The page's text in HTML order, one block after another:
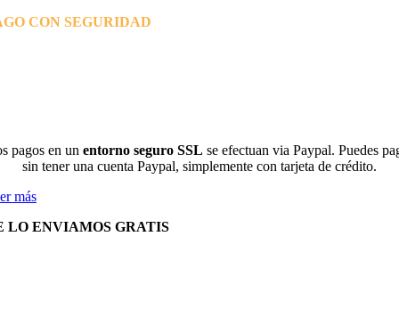
CON SEGURIDAD
pagos en un entorno seguro SSL se efectuan via Paypal. Puedes
sin tener una cuenta Paypal, simplemente con tarjeta de crédito.
más
LO ENVIAMOS GRATIS